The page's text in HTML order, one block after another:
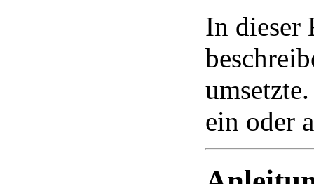
In dieser
ein oder